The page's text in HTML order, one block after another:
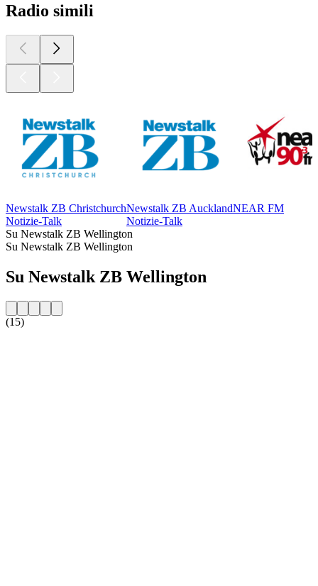
Radio simili
Newstalk ZB Christchurch
Notizie-Talk
Newstalk ZB Auckland
Notizie-Talk
NEAR FM
Su Newstalk ZB Wellington
Su Newstalk ZB Wellington
Su Newstalk ZB Wellington
(15)